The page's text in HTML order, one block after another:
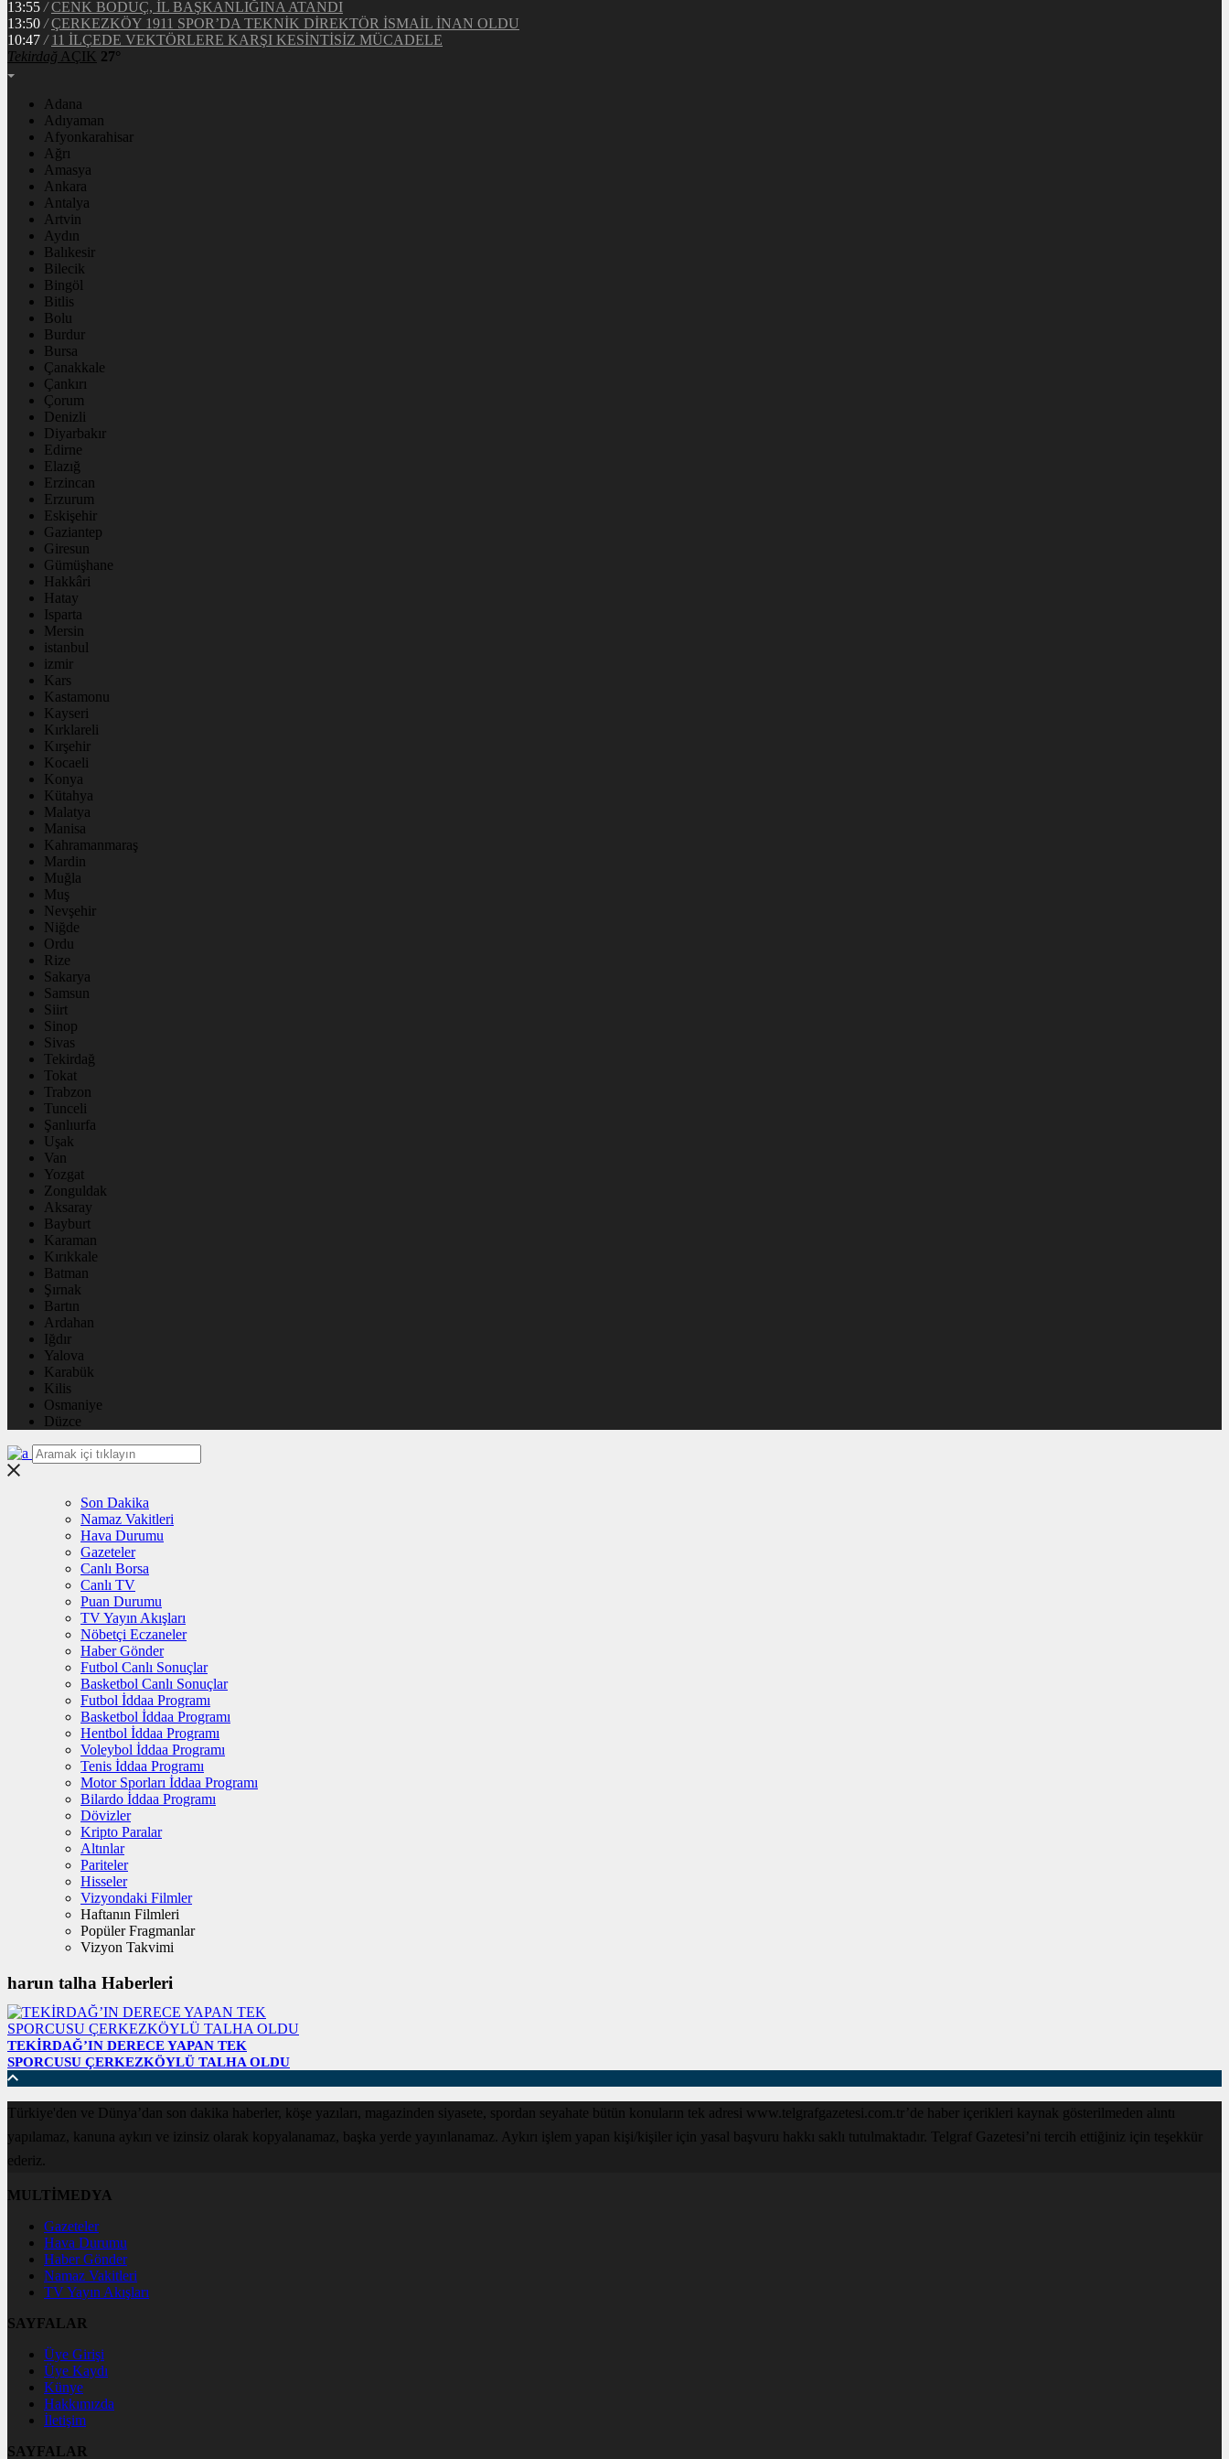
13:55 / CENK BODUÇ, İL BAŞKANLIĞINA ATANDI
13:50 / ÇERKEZKÖY 1911 SPOR’DA TEKNİK DİREKTÖR İSMAİL İNAN OLDU
10:47 / 11 İLÇEDE VEKTÖRLERE KARŞI KESİNTİSİZ MÜCADELE
Tekirdağ AÇIK 27°
Adana
Adıyaman
Afyonkarahisar
Ağrı
Amasya
Ankara
Antalya
Artvin
Aydın
Balıkesir
Bilecik
Bingöl
Bitlis
Bolu
Burdur
Bursa
Çanakkale
Çankırı
Çorum
Denizli
Diyarbakır
Edirne
Elazığ
Erzincan
Erzurum
Eskişehir
Gaziantep
Giresun
Gümüşhane
Hakkâri
Hatay
Isparta
Mersin
istanbul
izmir
Kars
Kastamonu
Kayseri
Kırklareli
Kırşehir
Kocaeli
Konya
Kütahya
Malatya
Manisa
Kahramanmaraş
Mardin
Muğla
Muş
Nevşehir
Niğde
Ordu
Rize
Sakarya
Samsun
Siirt
Sinop
Sivas
Tekirdağ
Tokat
Trabzon
Tunceli
Şanlıurfa
Uşak
Van
Yozgat
Zonguldak
Aksaray
Bayburt
Karaman
Kırıkkale
Batman
Şırnak
Bartın
Ardahan
Iğdır
Yalova
Karabük
Kilis
Osmaniye
Düzce
Son Dakika
Namaz Vakitleri
Hava Durumu
Gazeteler
Canlı Borsa
Canlı TV
Puan Durumu
TV Yayın Akışları
Nöbetçi Eczaneler
Haber Gönder
Futbol Canlı Sonuçlar
Basketbol Canlı Sonuçlar
Futbol İddaa Programı
Basketbol İddaa Programı
Hentbol İddaa Programı
Voleybol İddaa Programı
Tenis İddaa Programı
Motor Sporları İddaa Programı
Bilardo İddaa Programı
Dövizler
Kripto Paralar
Altınlar
Pariteler
Hisseler
Vizyondaki Filmler
Haftanın Filmleri
Popüler Fragmanlar
Vizyon Takvimi
harun talha Haberleri
TEKİRDAĞ’IN DERECE YAPAN TEK
SPORCUSU ÇERKEZKÖYLÜ TALHA OLDU
Türkiye'den ve Dünya’dan son dakika haberler, köşe yazıları, magazinden siyasete, spordan seyahate bütün konuların tek adresi www.telgrafgazetesi.com.tr’de haber içerikleri kaynak gösterilmeden alıntı
yapılamaz, kanuna aykırı ve izinsiz olarak kopyalanamaz, başka yerde yayınlanamaz. Aykırı işlem yapan kişi/kişiler için yasal başvuru hakkı saklı tutulmaktadır. Telgraf Gazetesi’ni tercih ettiğiniz için teşekkür
ederiz.
MULTİMEDYA
Gazeteler
Hava Durumu
Haber Gönder
Namaz Vakitleri
TV Yayın Akışları
SAYFALAR
Üye Girişi
Üye Kaydı
Künye
Hakkımızda
İletişim
SAYFALAR